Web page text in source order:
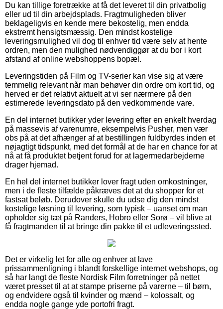
Du kan tillige foretrække at få det leveret til din privatbolig
eller ud til din arbejdsplads. Fragtmuligheden bliver
beklageligvis en kende mere bekostelig, men endda
ekstremt hensigtsmæssig. Den mindst kostelige
leveringsmulighed vil dog til enhver tid være selv at hente
ordren, men den mulighed nødvendiggør at du bor i kort
afstand af online webshoppens bopæl.
Leveringstiden på Film og TV-serier kan vise sig at være
temmelig relevant når man behøver din ordre om kort tid, og
herved er det relativt aktuelt at vi ser nærmere på den
estimerede leveringsdato på den vedkommende vare.
En del internet butikker yder levering efter en enkelt hverdag
på massevis af varenumre, eksempelvis Pusher, men vær
obs på at det afhænger af at bestillingen fuldbyrdes inden et
nøjagtigt tidspunkt, med det formål at de har en chance for at
nå at få produktet betjent forud for at lagermedarbejderne
drager hjemad.
En hel del internet butikker lover fragt uden omkostninger,
men i de fleste tilfælde påkræves det at du shopper for et
fastsat beløb. Derudover skulle du udse dig den mindst
kostelige løsning til levering, som typisk – uanset om man
opholder sig tæt på Randers, Hobro eller Sorø – vil blive at
få fragtmanden til at bringe din pakke til et udleveringssted.
Det er virkelig let for alle og enhver at lave
prissammenligning i blandt forskellige internet webshops, og
så har langt de fleste Nordisk Film forretninger på nettet
været presset til at at stampe priserne på varerne – til børn,
og endvidere også til kvinder og mænd – kolossalt, og
endda nogle gange yde portofri fragt.